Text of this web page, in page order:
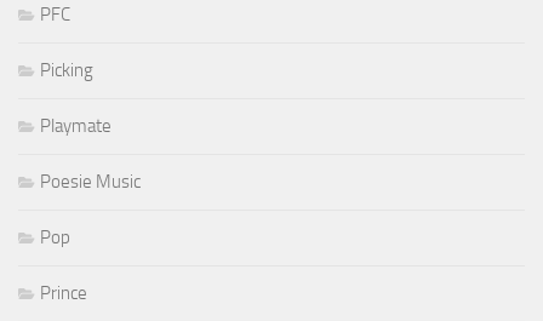
PFC
Picking
Playmate
Poesie Music
Pop
Prince